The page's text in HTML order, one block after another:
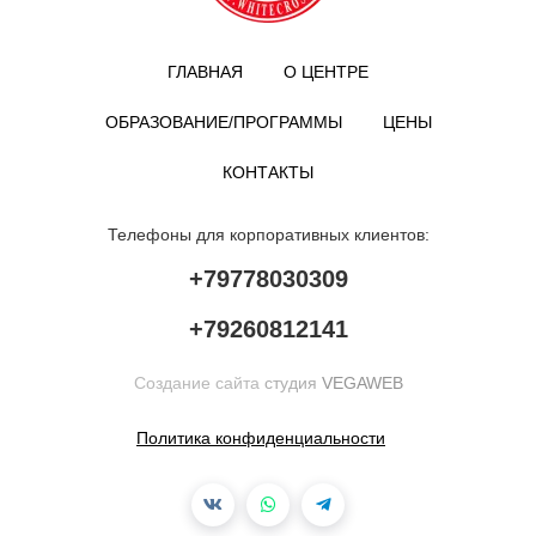
ГЛАВНАЯ О ЦЕНТРЕ
ОБРАЗОВАНИЕ/ПРОГРАММЫ ЦЕНЫ
КОНТАКТЫ
Телефоны для корпоративных клиентов:
+79778030309
+79260812141
Создание сайта студия VEGAWEB
Политика конфиденциальности